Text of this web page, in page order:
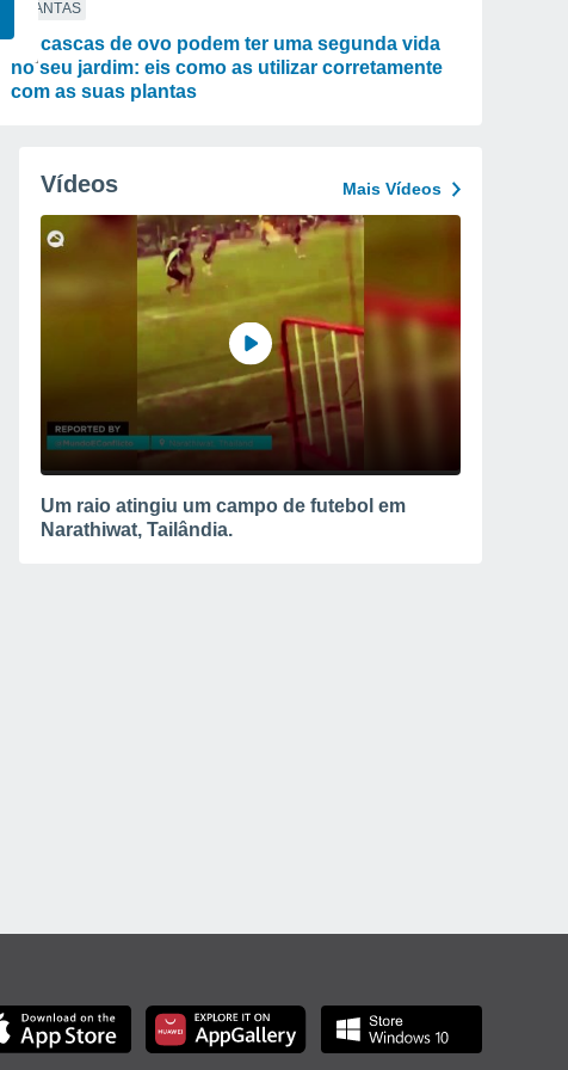
PLANTAS
As cascas de ovo podem ter uma segunda vida
no seu jardim: eis como as utilizar corretamente
com as suas plantas
Vídeos Mais Vídeos
Um raio atingiu um campo de futebol em
Narathiwat, Tailândia.